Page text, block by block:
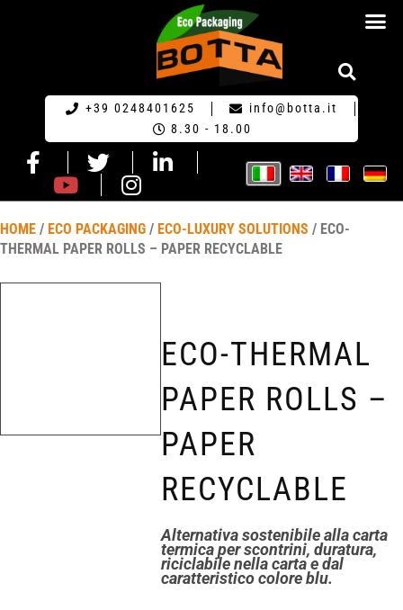
+39 0248401625
info@botta.it
8.30 - 18.00
HOME / ECO PACKAGING / ECO-LUXURY SOLUTIONS / ECO-
THERMAL PAPER ROLLS – PAPER RECYCLABLE
ECO-THERMAL
PAPER ROLLS –
PAPER
RECYCLABLE
Alternativa sostenibile alla carta
termica per scontrini, duratura,
riciclabile nella carta e dal
caratteristico colore blu.